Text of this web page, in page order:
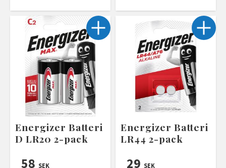
Energizer Batteri
D LR20 2-pack
58 SEK
Energizer Batteri
LR44 2-pack
29 SEK